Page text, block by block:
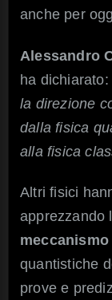
anche per
Alessandro
ha dichiarato:
la direzione
dalla fisica
alla fisica
Altri fisici
apprezzando
meccanismo
quantistiche
prove e